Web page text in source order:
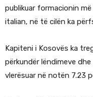
publikuar formacionin
italian, në të cilën ka
Kapiteni i Kosovës ka
përkundër lëndimeve
vlerësuar në notën 7.23